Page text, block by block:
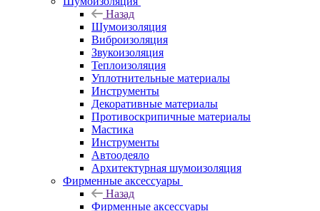
Назад
Шумоизоляция
Виброизоляция
Звукоизоляция
Теплоизоляция
Уплотнительные материалы
Инструменты
Декоративные материалы
Противоскрипичные материалы
Мастика
Инструменты
Автоодеяло
Архитектурная шумоизоляция
Фирменные аксессуары
Назад
Фирменные аксессуары